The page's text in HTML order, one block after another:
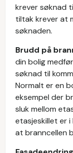
krever søknad
tiltak krever at
søknaden.
Brudd på
din bolig
søknad til
Normalt er en
eksempel der
sluk mellom
etasjeskillet er
at branncellen